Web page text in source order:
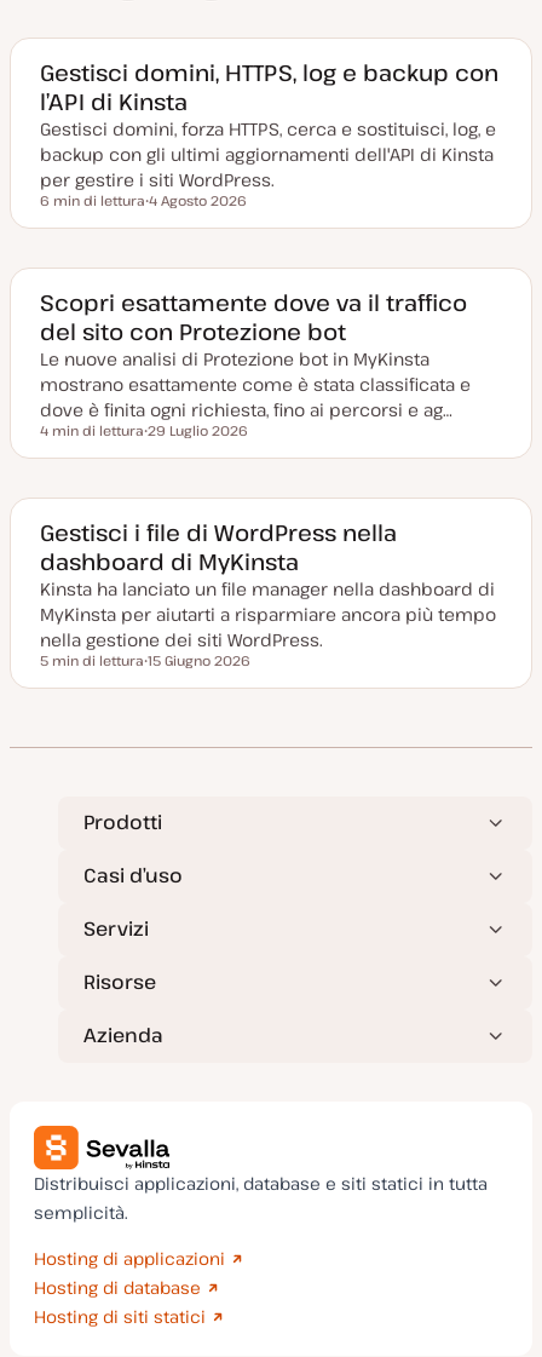
Gestisci domini, HTTPS, log e backup con
l’API di Kinsta
Gestisci domini, forza HTTPS, cerca e sostituisci, log, e
backup con gli ultimi aggiornamenti dell'API di Kinsta
per gestire i siti WordPress.
Tempo di lettura
6 min di lettura
a
g
i
o
r
a
a
4 Agosto 2026
Scopri esattamente dove va il traffico
del sito con Protezione bot
Le nuove analisi di Protezione bot in MyKinsta
mostrano esattamente come è stata classificata e
dove è finita ogni richiesta, fino ai percorsi e ag…
Tempo di lettura
4 min di lettura
a
g
g
i
o
r
a
t
a
29 Luglio 2026
Gestisci i file di WordPress nella
dashboard di MyKinsta
Kinsta ha lanciato un file manager nella dashboard di
MyKinsta per aiutarti a risparmiare ancora più tempo
nella gestione dei siti WordPress.
Tempo di lettura
5 min di lettura
a
g
r
n
t
a
15 Giugno 2026
Prodotti
Casi d’uso
Servizi
Risorse
Azienda
Distribuisci applicazioni, database e siti statici in tutta
semplicità.
Hosting di applicazioni
Hosting di database
Hosting di siti statici